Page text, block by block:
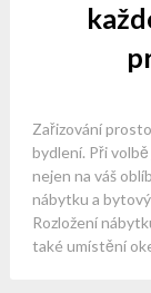
Zařizování
bydlení. Při
nejen na váš
nábytku a
Rozložení
také umístění